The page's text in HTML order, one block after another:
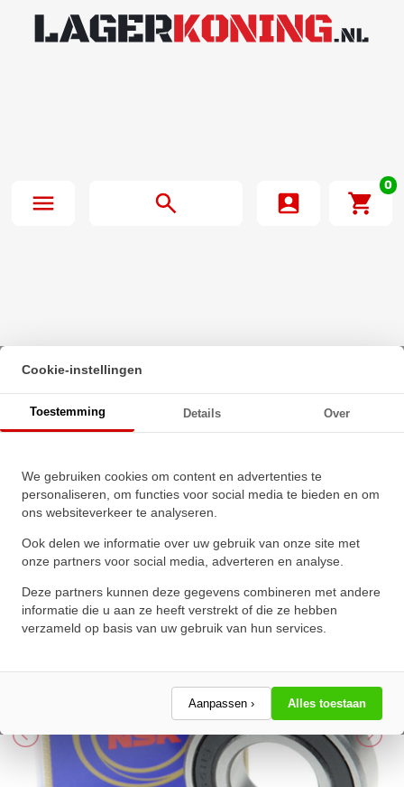
0
Beginpagina· NSK Kogellager 6803 VV (17x26x5mm)
Cookie-instellingen
Toestemming Details Over
We gebruiken cookies om content en advertenties te
personaliseren, om functies voor social media te bieden en om
ons websiteverkeer te analyseren.
Ook delen we informatie over uw gebruik van onze site met
onze partners voor social media, adverteren en analyse.
Deze partners kunnen deze gegevens combineren met andere
informatie die u aan ze heeft verstrekt of die ze hebben
verzameld op basis van uw gebruik van hun services.
Aanpassen › Alles toestaan
(17x26x5mm)
★★★★
★★★★
Schrijf een review!